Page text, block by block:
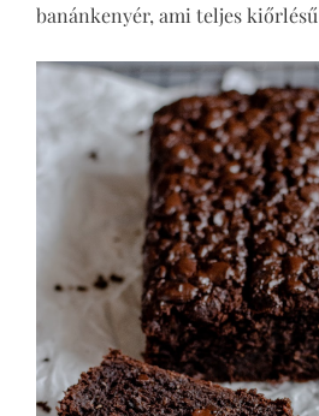
banánkenyér, ami teljes